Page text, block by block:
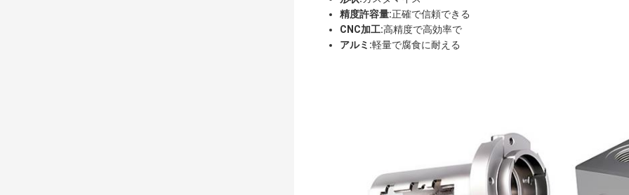
精度許容量:正確で信頼できる
CNC加工:高精度で高効率で
アルミ:軽量で腐食に耐える